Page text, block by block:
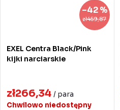
zł459,87
–42 %
EXEL Centra Black/Pink
kijki narciarskie
zł266,34 / para
Chwilowo niedostępny